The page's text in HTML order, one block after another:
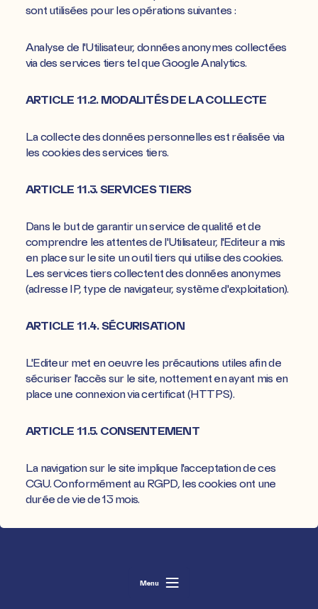
Menu
sont utilisées pour les opérations suivantes :
Analyse de l'Utilisateur, données anonymes collectées
via des services tiers tel que Google Analytics.
ARTICLE 11.2. MODALITÉS DE LA COLLECTE
La collecte des données personnelles est réalisée via
les cookies des services tiers.
ARTICLE 11.3. SERVICES TIERS
Dans le but de garantir un service de qualité et de
comprendre les attentes de l'Utilisateur, l'Editeur a mis
en place sur le site un outil tiers qui utilise des cookies.
Les services tiers collectent des données anonymes
(adresse IP, type de navigateur, système d'exploitation).
ARTICLE 11.4. SÉCURISATION
L'Editeur met en oeuvre les précautions utiles afin de
sécuriser l'accès sur le site, nottement en ayant mis en
place une connexion via certificat (HTTPS).
ARTICLE 11.5. CONSENTEMENT
La navigation sur le site implique l'acceptation de ces
CGU. Conformément au RGPD, les cookies ont une
durée de vie de 13 mois.